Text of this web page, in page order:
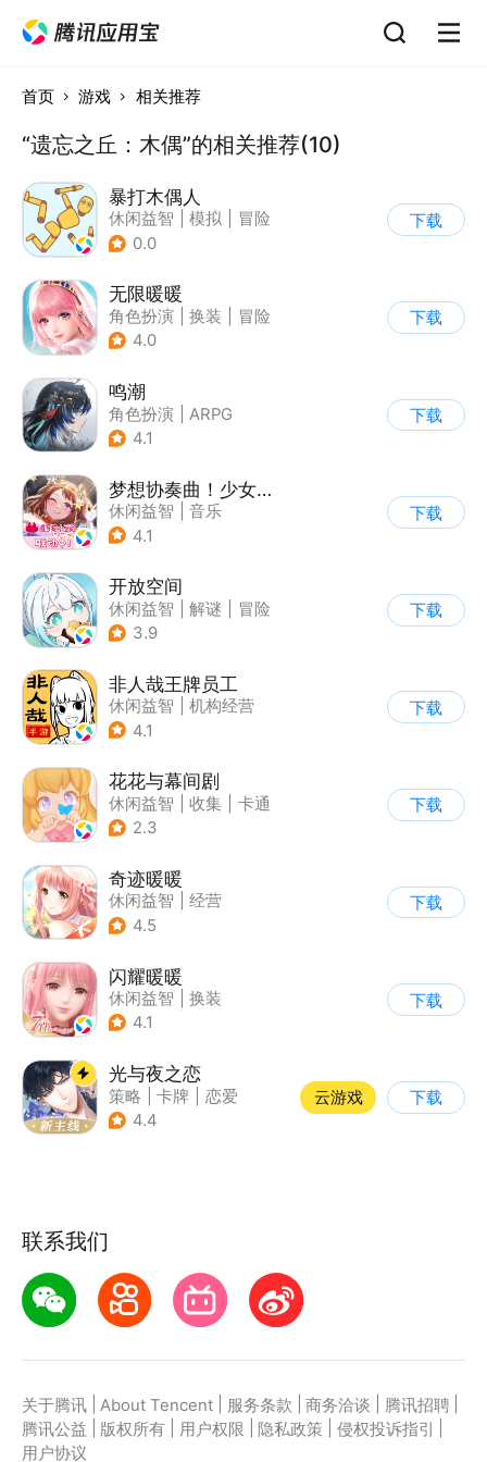
首页 游戏 相关推荐
“遗忘之丘：木偶”的相关推荐(10)
暴打木偶人
休闲益智 模拟
冒险
| 暴打木偶人
0.0
下载
无限暖暖
角色扮演 换装
冒险
| 开放世界
4.0
下载
鸣潮
角色扮演
ARPG
| 冒险
4.1
下载
梦想协奏曲！少女乐团派对！
休闲益智
音乐
| 美少女
4.1
下载
开放空间
休闲益智 解谜
冒险
| 开放世界
3.9
下载
非人哉王牌员工
休闲益智
机构经营
| 动漫改编
4.1
下载
花花与幕间剧
休闲益智 收集
卡通
| 阿里
2.3
下载
奇迹暖暖
休闲益智
经营
| 美少女
4.5
下载
闪耀暖暖
休闲益智
换装
| 美少女
4.1
下载
光与夜之恋
策略 卡牌
恋爱
| 乙女
4.4
云游戏 下载
联系我们
关于腾讯 About Tencent 服务条款 商务洽谈 腾讯招聘
腾讯公益
版权所有 用户权限 隐私政策 侵权投诉指引
用户协议